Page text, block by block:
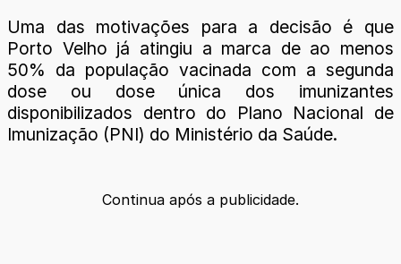
Uma das motivações para a decisão é que
Porto Velho já atingiu a marca de ao menos
50% da população vacinada com a segunda
dose ou dose única dos imunizantes
disponibilizados dentro do Plano Nacional de
Imunização (PNI) do Ministério da Saúde.
Continua após a publicidade.